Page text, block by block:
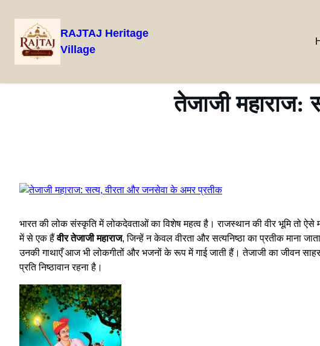
Skip
content
RAJTAJ Heritage
Village
तेजाजी
भारत की लोक संस्कृति में लोकदेवताओं का विशेष महत्व है। राजस्थान की वीर भूमि तो ऐसे
में से एक हैंवीर तेजाजी महाराज, जिन्हें न केवल वीरता और सत्यनिष्ठा का प्रतीक माना
उनकी गाथाएँ आज भी लोकगीतों और भजनों के रूप में गाई जाती हैं। तेजाजी का जीवन
प्रति निष्ठावान रहना है।